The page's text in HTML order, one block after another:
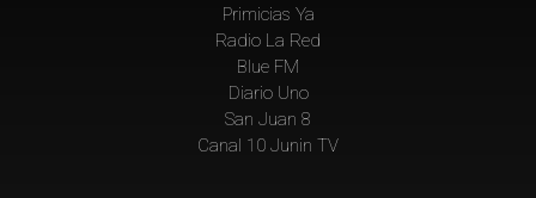
Primicias Ya
Radio La Red
Blue FM
Diario Uno
San Juan 8
Canal 10 Junin TV